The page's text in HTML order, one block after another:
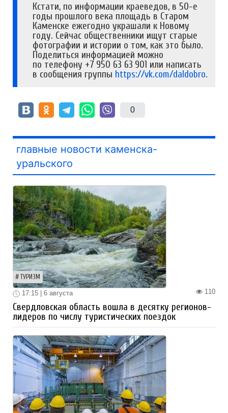
Кстати, по информации краеведов, в 50-е
годы прошлого века площадь в Старом
Каменске ежегодно украшали к Новому
году. Сейчас общественники ищут старые
фотографии и истории о том, как это было.
Поделиться информацией можно
по телефону +7 950 63 63 901 или написать
в сообщения группы https://vk.com/daldobro.
0
главные новости каменска-
уральского
ТУРИЗМ
110
17:15 | 6 августа
Свердловская область вошла в десятку регионов-
лидеров по числу туристических поездок